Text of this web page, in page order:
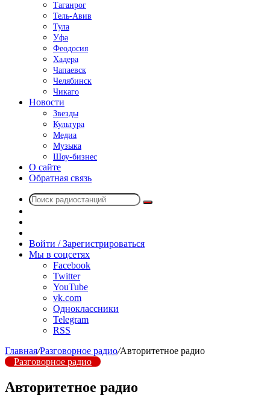
Таганрог
Тель-Авив
Тула
Уфа
Феодосия
Хадера
Чапаевск
Челябинск
Чикаго
Новости
Звезды
Культура
Медиа
Музыка
Шоу-бизнес
О сайте
Обратная связь
Поиск
радио
Войти / Зарегистрироваться
Мы в соцсетях
Facebook
Twitter
YouTube
vk.com
Одноклассники
Telegram
RSS
Главная/Разговорное радио/Авторитетное радио
Разговорное радио
Авторитетное радио